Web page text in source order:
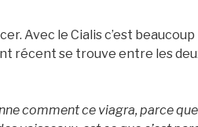
Avec le Cialis c’est
récent se trouve entre les
comment ce viagra, parce que